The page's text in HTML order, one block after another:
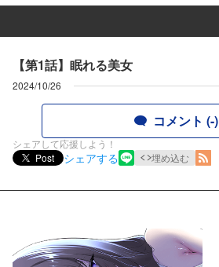
【第1話】眠れる美女
2024/10/26
コメント (-)
シェアして応援しよう！
Post
シェアする 埋め込む